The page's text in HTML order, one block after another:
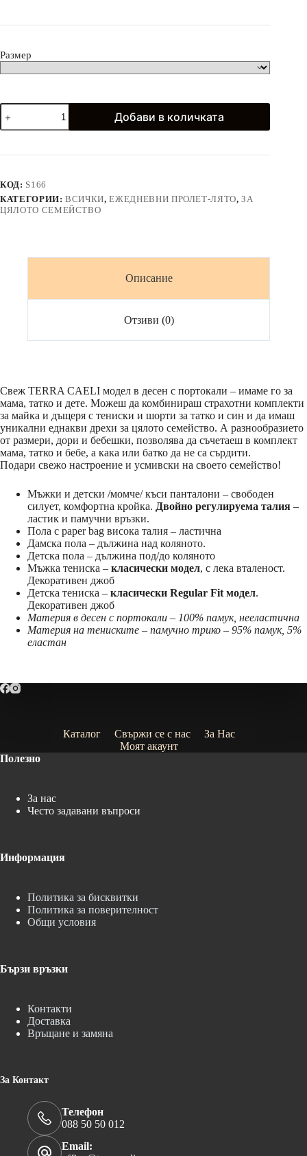
Размер
количество
за
Тениски,
и
Добави в количката
КОД: S166
КАТЕГОРИИ:ВСИЧКИ,ЕЖЕДНЕВНИ ПРОЛЕТ-ЛЯТО,ЗА
ЦЯЛОТО СЕМЕЙСТВО
Описание
Отзиви (0)
Свеж TERRA CAELI модел в десен с портокали – имаме го за
мама, татко и дете. Можеш да комбинираш страхотни комплекти
за майка и дъщеря с тениски и шорти за татко и син и да имаш
уникални еднакви дрехи за цялото семейство. А разнообразието
от размери, дори и бебешки, позволява да съчетаеш в комплект
мама, татко и бебе, а кака или батко да не са сърдити.
Подари свежо настроение и усмивски на своето семейство!
Мъжки и детски /момче/ къси панталони – свободен
силует, комфортна кройка. Двойно регулируема талия –
ластик и памучни връзки.
Пола с paper bag висока талия – ластична
Дамска пола – дължина над коляното.
Детска пола – дължина под/до коляното
Мъжка тениска – класически модел, с лека вталеност.
Декоративен джоб
Детска тениска – класически Regular Fit модел.
Декоративен джоб
Материя в десен с портокали – 100% памук, нееластична
Материя на тениските – памучно трико – 95% памук, 5%
еластан
Каталог Свържи се с нас
За Нас
Моят акаунт
Полезно
За нас
Често задавани въпроси
Информация
Политика за бисквитки
Политика за поверителност
Общи условия
Бързи връзки
Контакти
Доставка
Връщане и замяна
За Контакт
Телефон
088 50 50 012
Email: